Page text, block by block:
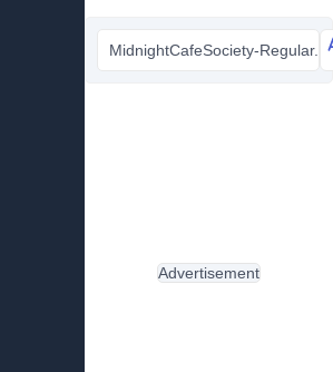
MidnightCafeSociety-Regular.ttf
Advertisement